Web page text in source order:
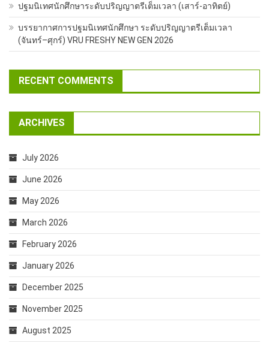
ปฐมนิเทศนักศึกษาระดับปริญญาตรีเต็มเวลา (เสาร์-อาทิตย์)
บรรยากาศการปฐมนิเทศนักศึกษา ระดับปริญญาตรีเต็มเวลา
(จันทร์–ศุกร์) VRU FRESHY NEW GEN 2026
RECENT COMMENTS
ARCHIVES
July 2026
June 2026
May 2026
March 2026
February 2026
January 2026
December 2025
November 2025
August 2025